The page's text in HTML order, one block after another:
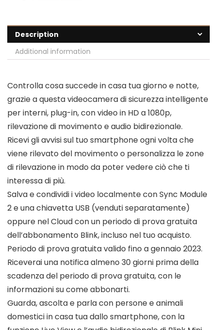
Description
Additional information
Controlla cosa succede in casa tua giorno e notte,
grazie a questa videocamera di sicurezza intelligente
per interni, plug-in, con video in HD a 1080p,
rilevazione di movimento e audio bidirezionale.
Ricevi gli avvisi sul tuo smartphone ogni volta che
viene rilevato del movimento o personalizza le zone
di rilevazione in modo da poter vedere ciò che ti
interessa di più.
Salva e condividi i video localmente con Sync Module
2 e una chiavetta USB (venduti separatamente)
oppure nel Cloud con un periodo di prova gratuita
dell’abbonamento Blink, incluso nel tuo acquisto.
Periodo di prova gratuita valido fino a gennaio 2023.
Riceverai una notifica almeno 30 giorni prima della
scadenza del periodo di prova gratuita, con le
informazioni su come abbonarti.
Guarda, ascolta e parla con persone e animali
domestici in casa tua dallo smartphone, con la